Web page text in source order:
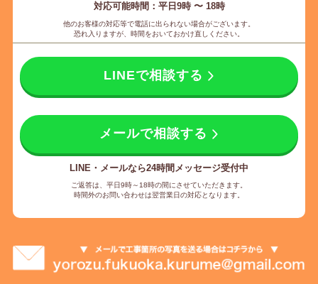
対応可能時間：平日9時 〜 18時
他のお客様の対応等で電話に出られない場合がございます。
恐れ入りますが、時間をおいておかけ直しください。
LINEで相談する
メールで相談する
LINE・メールなら24時間メッセージ受付中
ご返答は、平日9時～18時の間にさせていただきます。
時間外のお問い合わせは翌営業日の対応となります。